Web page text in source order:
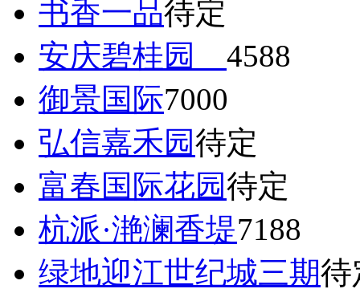
书香一品待定
安庆碧桂园 4588
御景国际7000
弘信嘉禾园待定
富春国际花园待定
杭派·滟澜香堤7188
绿地迎江世纪城三期待